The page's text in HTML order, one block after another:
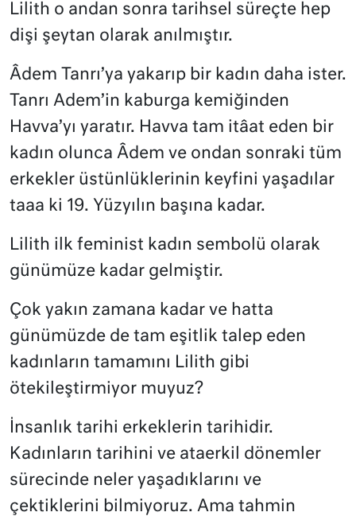
Lilith o andan sonra tarihsel süreçte hep
dişi şeytan olarak anılmıştır.
Âdem Tanrı’ya yakarıp bir kadın daha ister.
Tanrı Adem’in kaburga kemiğinden
Havva’yı yaratır. Havva tam itâat eden bir
kadın olunca Âdem ve ondan sonraki tüm
erkekler üstünlüklerinin keyfini yaşadılar
taaa ki 19. Yüzyılın başına kadar.
Lilith ilk feminist kadın sembolü olarak
günümüze kadar gelmiştir.
Çok yakın zamana kadar ve hatta
günümüzde de tam eşitlik talep eden
kadınların tamamını Lilith gibi
ötekileştirmiyor muyuz?
İnsanlık tarihi erkeklerin tarihidir.
Kadınların tarihini ve ataerkil dönemler
sürecinde neler yaşadıklarını ve
çektiklerini bilmiyoruz. Ama tahmin